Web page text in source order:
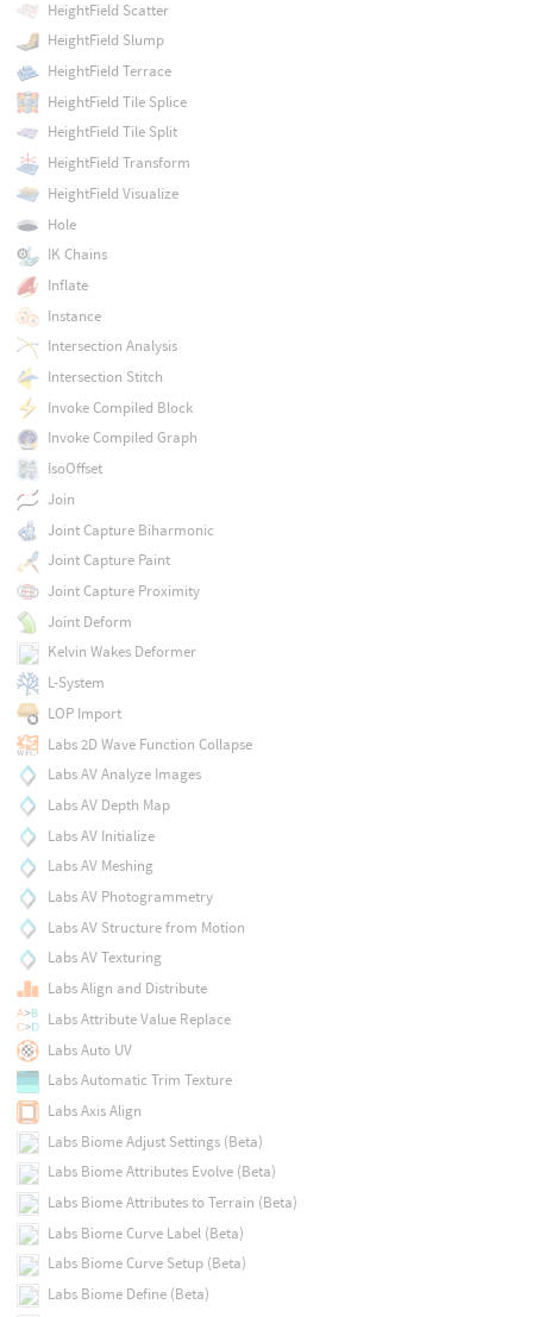
HeightField Scatter
HeightField Slump
HeightField Terrace
HeightField Tile Splice
HeightField Tile Split
HeightField Transform
HeightField Visualize
Hole
IK Chains
Inflate
Instance
Intersection Analysis
Intersection Stitch
Invoke Compiled Block
Invoke Compiled Graph
IsoOffset
Join
Joint Capture Biharmonic
Joint Capture Paint
Joint Capture Proximity
Joint Deform
Kelvin Wakes Deformer
L-System
LOP Import
Labs 2D Wave Function Collapse
Labs AV Analyze Images
Labs AV Depth Map
Labs AV Initialize
Labs AV Meshing
Labs AV Photogrammetry
Labs AV Structure from Motion
Labs AV Texturing
Labs Align and Distribute
Labs Attribute Value Replace
Labs Auto UV
Labs Automatic Trim Texture
Labs Axis Align
Labs Biome Adjust Settings (Beta)
Labs Biome Attributes Evolve (Beta)
Labs Biome Attributes to Terrain (Beta)
Labs Biome Curve Label (Beta)
Labs Biome Curve Setup (Beta)
Labs Biome Define (Beta)